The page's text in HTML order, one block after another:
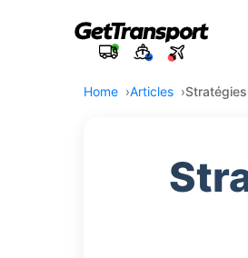
Home Articles